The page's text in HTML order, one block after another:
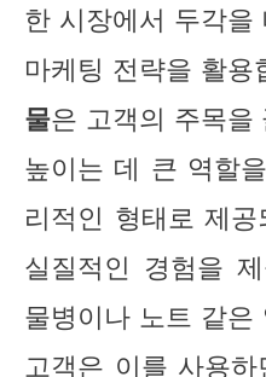
한 시장에서 두각을
마케팅 전략을 활용
물은 고객의 주목을
높이는 데 큰 역할
리적인 형태로 제
실질적인 경험을
물병이나 노트 같은
고객은 이를 사용